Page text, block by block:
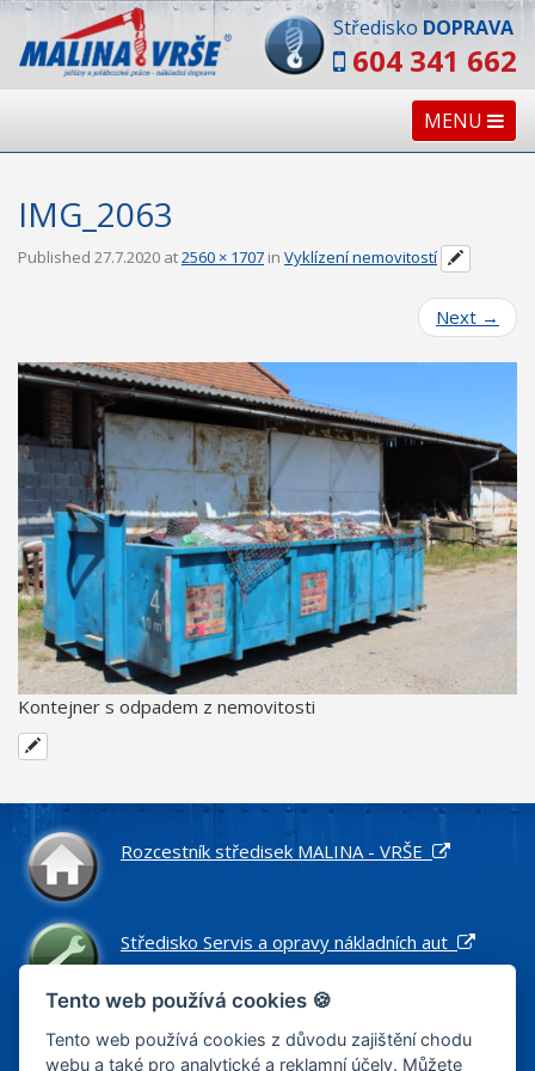
Středisko DOPRAVA
604 341 662
MENU
IMG_2063
Published 27.7.2020 at2560 × 1707 in Vyklízení nemovitostí
Next →
Kontejner s odpadem z nemovitosti
Rozcestník středisek MALINA - VRŠE
Středisko Servis a opravy nákladních aut
Středisko Náhradní díly pro nákladní vozidla
Tento web používá cookies 🍪
Tento web používá cookies z důvodu zajištění chodu
webu a také pro analytické a reklamní účely. Můžete